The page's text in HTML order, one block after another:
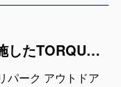
「AIR TRICK SHOW」を実施したTORQUEオーナーズイベントの様子がケータイWatchに取り上げられました
パーク アウトドア